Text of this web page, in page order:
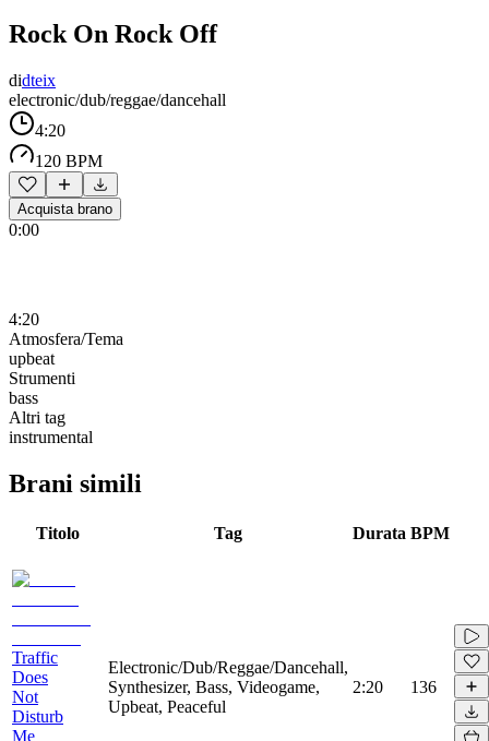
Rock On Rock Off
didteix
electronic/dub/reggae/dancehall
4:20
120 BPM
Acquista brano
0:00
4:20
Atmosfera/Tema
upbeat
Strumenti
bass
Altri tag
instrumental
Brani simili
Titolo Tag Durata BPM
Traffic
Does
Not
Disturb
Me
Electronic/Dub/Reggae/Dancehall,
Synthesizer, Bass, Videogame,
Upbeat, Peaceful
2:20 136